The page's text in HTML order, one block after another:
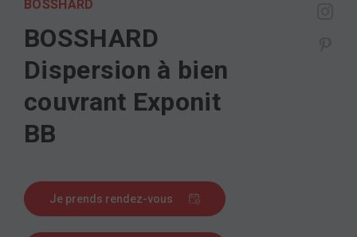
BOSSHARD
BOSSHARD
Dispersion à bien
couvrant Exponit
BB
Je prends rendez-vous